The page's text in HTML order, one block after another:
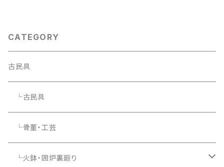
CATEGORY
古民具
└古民具
└骨董・工芸
└火鉢・囲炉裏廻り